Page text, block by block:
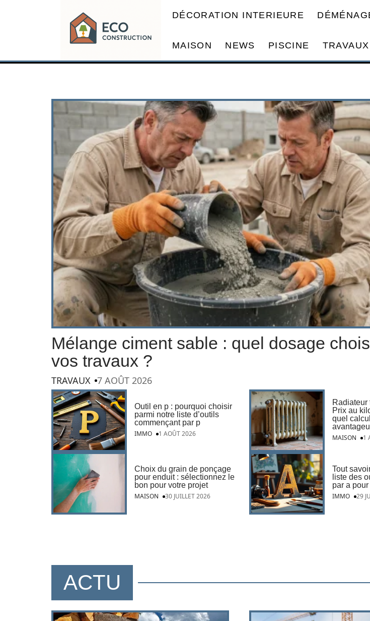
DÉCORATION INTERIEURE
MAISON NEWS PISCINE TRAVAUX
Mélange ciment sable : quel dosage
vos travaux ?
TRAVAUX 7 AOÛT 2026
Outil en p : pourquoi choisir
parmi notre liste d’outils
commençant par p
IMMO
1 AOÛT 2026
Radiateur
Prix au
quel
MAISON
1
Choix du grain de ponçage
pour enduit : sélectionnez le
bon pour votre projet
MAISON
30 JUILLET 2026
Tout
liste des
par a
IMMO
29
ACTU